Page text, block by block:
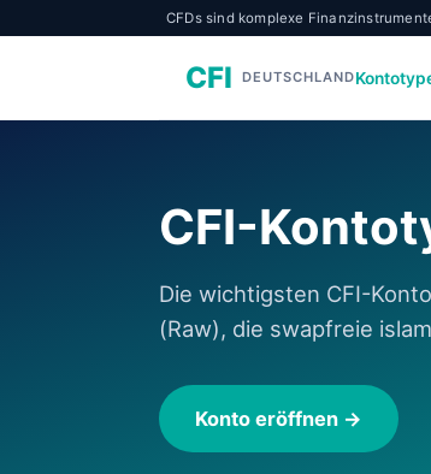
CFDs sind komplexe
CFI DEUTSCHLAND
CFI-
Die wichtigsten CFI-
(Raw), die swapfreie
Konto eröffnen →